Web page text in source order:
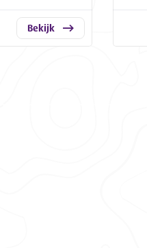
Bekijk